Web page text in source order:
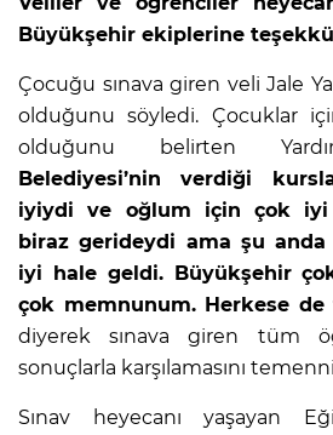
Büyükşehir ekiplerine
Çocuğu sınava giren veli Jale
olduğunu söyledi. Çocuklar
olduğunu belirten
Belediyesi’nin verdiği
iyiydi ve oğlum için çok iyi
biraz gerideydi ama şu
iyi hale geldi. Büyükşehir
çok memnunum. Herkese de
diyerek sınava giren tüm
sonuçlarla karşılamasını
Sınav heyecanı yaşayan